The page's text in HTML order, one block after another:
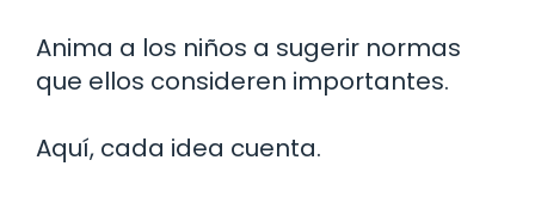
Anima a los niños a sugerir normas
que ellos consideren importantes.
Aquí, cada idea cuenta.